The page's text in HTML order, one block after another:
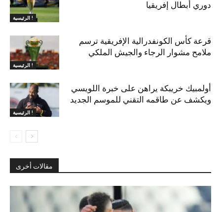
الرئيسية !
دوري أبطال إفريقيا
الرئيسية !
قرعة كأس الكونفدرالية الإفريقية ترسم
ملامح مشوار الرجاء والجيش الملكي
الرئيسية !
أولمبيك خريبكة يراهن على خبرة اللويسي
ويكشف عن طاقمه التقني للموسم الجديد
مقالات أخرى